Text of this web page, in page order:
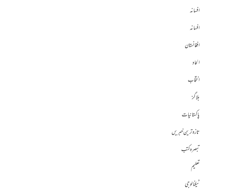
افسانہ
افسانہ
افغانستان
الحاد
انتخاب
بلاگز
پاکستانیات
تازہ ترین خبریں
تبصرہ کتب
تعلیم
ٹیکنالوجی